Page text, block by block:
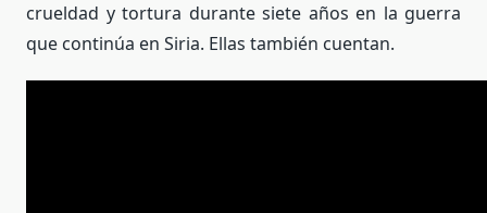
crueldad y tortura durante siete años en la guerra
que continúa en Siria. Ellas también cuentan.